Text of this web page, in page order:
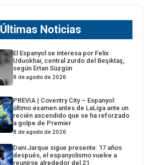
Últimas Noticias
El Espanyol se interesa por Felix
Uduokhai, central zurdo del Beşiktaş,
según Ertan Süzgün
8 de agosto de 2026
PREVIA | Coventry City – Espanyol:
último examen antes de LaLiga ante un
recién ascendido que se ha reforzado
a golpe de Premier
8 de agosto de 2026
Dani Jarque sigue presente: 17 años
después, el espanyolismo vuelve a
reunirse alrededor del 21